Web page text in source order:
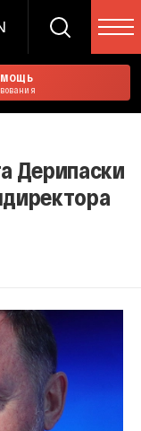
Дерипаски